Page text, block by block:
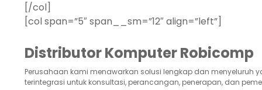
[/col]
[col span=”5″ span__sm=”12″ align=”left”]
Distributor Komputer Robicomp
Perusahaan kami menawarkan solusi lengkap dan menyeluruh
terintegrasi untuk konsultasi, perancangan, penerapan, dan